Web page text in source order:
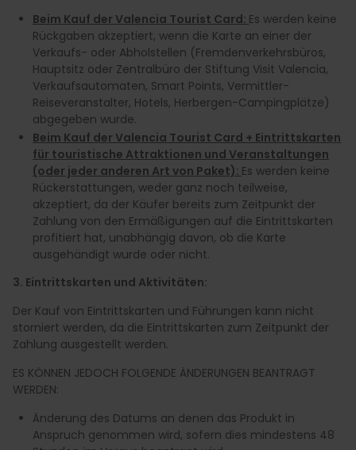
Beim Kauf der Valencia Tourist Card: Es werden keine
Rückgaben akzeptiert, wenn die Karte an einer der
Verkaufs- oder Abholstellen (Fremdenverkehrsbüros,
Hauptsitz oder Zentralbüro der Stiftung Visit Valencia,
Verkaufsautomaten, Smart Points, Vermittler-
Reiseveranstalter, Hotels, Herbergen-Campingplätze)
abgegeben wurde.
Beim Kauf der Valencia Tourist Card + Eintrittskarten
für touristische Attraktionen und Veranstaltungen
(oder jeder anderen Art von Paket): Es werden keine
Rückerstattungen, weder ganz noch teilweise,
akzeptiert, da der Käufer bereits zum Zeitpunkt der
Zahlung von den Ermäßigungen auf die Eintrittskarten
profitiert hat, unabhängig davon, ob die Karte
ausgehändigt wurde oder nicht.
3. Eintrittskarten und Aktivitäten:
Der Kauf von Eintrittskarten und Führungen kann nicht
storniert werden, da die Eintrittskarten zum Zeitpunkt der
Zahlung ausgestellt werden.
ES KÖNNEN JEDOCH FOLGENDE ÄNDERUNGEN BEANTRAGT
WERDEN:
Änderung des Datums an denen das Produkt in
Anspruch genommen wird, sofern dies mindestens 48